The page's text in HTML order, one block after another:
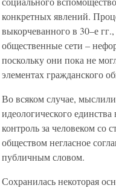
конкретных явлений.
выкорчеванного в 30–е
общественные сети –
поскольку они пока не
элементах гражданского
Во всяком случае,
идеологического
контроль за человеком со
обществом негласное
публичным словом.
Сохранилась некоторая